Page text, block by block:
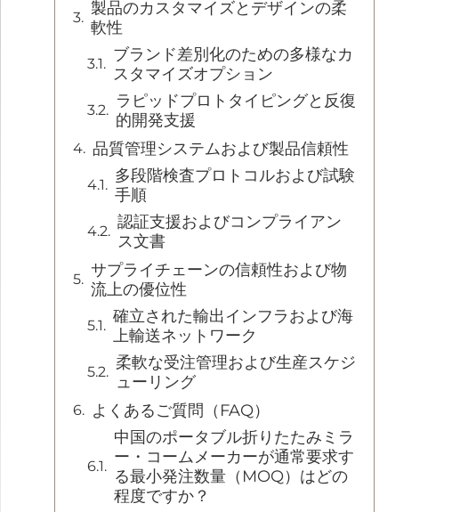
製品のカスタマイズとデザインの柔
軟性
ブランド差別化のための多様なカ
スタマイズオプション
ラピッドプロトタイピングと反復
的開発支援
品質管理システムおよび製品信頼性
多段階検査プロトコルおよび試験
手順
認証支援およびコンプライアン
ス文書
サプライチェーンの信頼性および物
流上の優位性
確立された輸出インフラおよび海
上輸送ネットワーク
柔軟な受注管理および生産スケジ
ューリング
よくあるご質問（FAQ）
中国のポータブル折りたたみミラ
ー・コームメーカーが通常要求す
る最小発注数量（MOQ）はどの
程度ですか？